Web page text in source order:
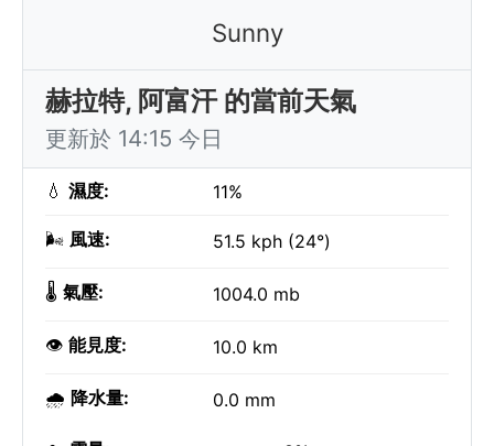
Sunny
赫拉特, 阿富汗 的當前天氣
更新於 14:15 今日
💧 濕度: 11%
🌬️ 風速: 51.5 kph (24°)
🌡️ 氣壓: 1004.0 mb
👁️ 能見度: 10.0 km
🌧️ 降水量: 0.0 mm